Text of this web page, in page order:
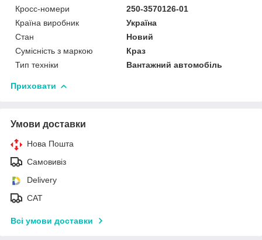
Кросс-номери
250-3570126-01
Країна виробник
Україна
Стан
Новий
Сумісність з маркою
Краз
Тип техніки
Вантажний автомобіль
Приховати
Умови доставки
Нова Пошта
Самовивіз
Delivery
САТ
Всі умови доставки